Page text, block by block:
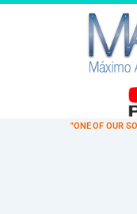
Ir
"ONE OF OUR